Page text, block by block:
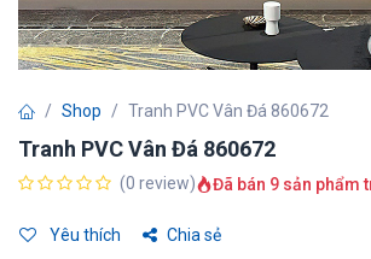
Shop Tranh PVC Vân Đá 860672
Tranh PVC Vân Đá 860672
(0 review) Đã bán 9 sản phẩm
Yêu thích Chia sẻ